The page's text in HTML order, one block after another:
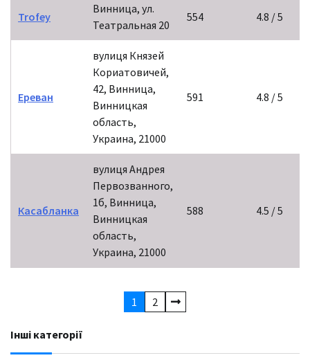
Trofey
Винница, ул.
Театральная 20
554 4.8 / 5
Ереван
вулиця Князей
Кориатовичей,
42, Винница,
Винницкая
область,
Украина, 21000
591 4.8 / 5
Касабланка
вулиця Андрея
Первозванного,
1б, Винница,
Винницкая
область,
Украина, 21000
588 4.5 / 5
1 2
Інші категорії